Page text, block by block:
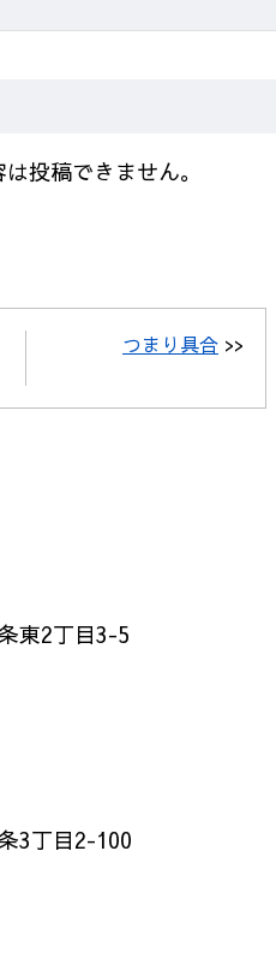
投稿できません。
つまり具合 >>
東2丁目3-5
3丁目2-100